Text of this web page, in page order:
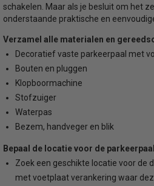
schakelen. Maar als je besluit om het
onderstaande praktische en
Verzamel alle materialen en
Decoratief vaste parkeerpaal met
Bouten en pluggen
Klopboormachine
Stofzuiger
Waterpas
Bezem, handveger en blik
Bepaal de locatie voor de parkeerpaal
Zoek een geschikte locatie voor de
met voetplaat verankering waar